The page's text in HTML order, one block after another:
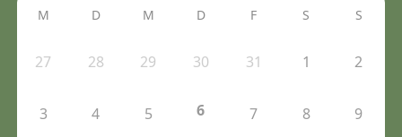
M D M D F S S
27 28 29 30 31 1 2
3 4 5 6 7 8 9